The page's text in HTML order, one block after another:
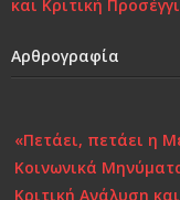
και Κριτική
Αρθρογραφία
«Πετάει, πετάει η
Κοινωνικά
Κριτική Ανάλυση